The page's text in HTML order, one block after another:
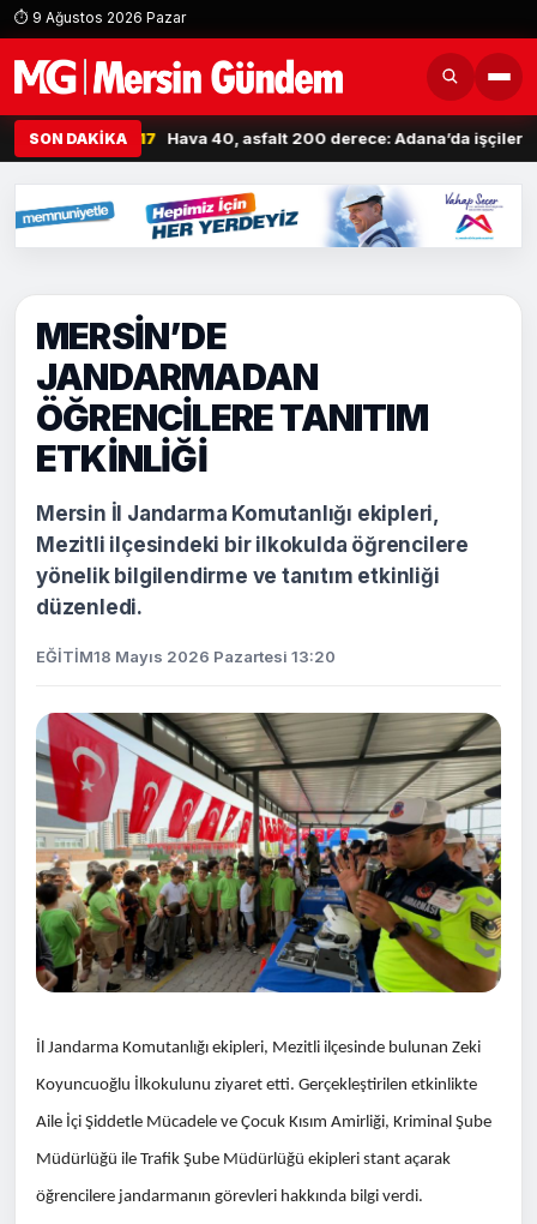
⏱ 9 Ağustos 2026 Pazar
SON DAKİKA
İSYANI14:17 Hava 40, asfalt 200 derece: Adana’da işçilerin
MERSİN’DE
JANDARMADAN
ÖĞRENCİLERE TANITIM
ETKİNLİĞİ
Mersin İl Jandarma Komutanlığı ekipleri,
Mezitli ilçesindeki bir ilkokulda öğrencilere
yönelik bilgilendirme ve tanıtım etkinliği
düzenledi.
EĞİTİM18 Mayıs 2026 Pazartesi 13:20
İl Jandarma Komutanlığı ekipleri, Mezitli ilçesinde bulunan Zeki
Koyuncuoğlu İlkokulunu ziyaret etti. Gerçekleştirilen etkinlikte
Aile İçi Şiddetle Mücadele ve Çocuk Kısım Amirliği, Kriminal Şube
Müdürlüğü ile Trafik Şube Müdürlüğü ekipleri stant açarak
öğrencilere jandarmanın görevleri hakkında bilgi verdi.